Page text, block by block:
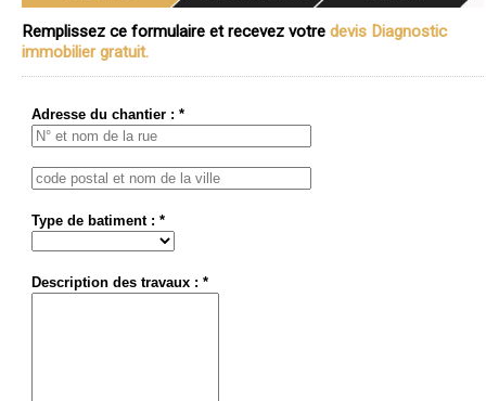
Remplissez ce formulaire et recevez votre devis Diagnostic
immobilier gratuit.
Adresse du chantier : *
Type de batiment : *
Description des travaux : *